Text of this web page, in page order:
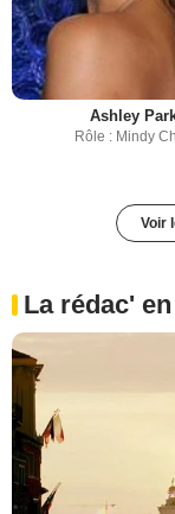
Ashley
Rôle : Mindy
Voir
La rédac'